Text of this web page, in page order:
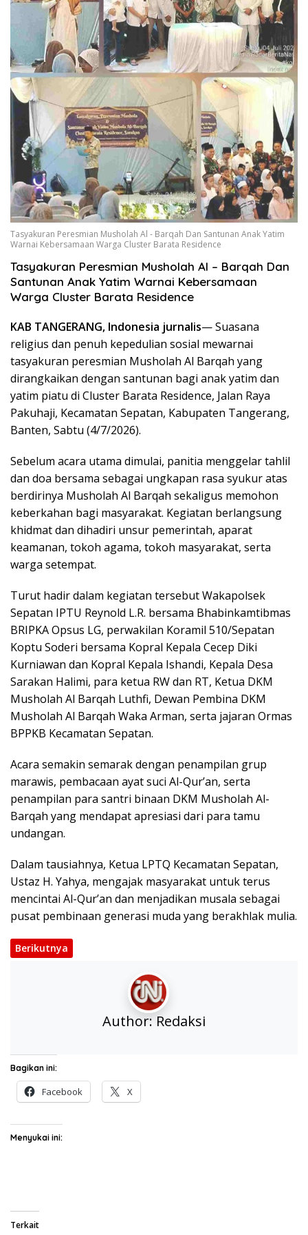
Tasyakuran Peresmian Musholah Al - Barqah Dan Santunan Anak Yatim
Warnai Kebersamaan Warga Cluster Barata Residence
Tasyakuran Peresmian Musholah Al – Barqah Dan
Santunan Anak Yatim Warnai Kebersamaan
Warga Cluster Barata Residence
KAB TANGERANG, Indonesia jurnalis— Suasana
religius dan penuh kepedulian sosial mewarnai
tasyakuran peresmian Musholah Al Barqah yang
dirangkaikan dengan santunan bagi anak yatim dan
yatim piatu di Cluster Barata Residence, Jalan Raya
Pakuhaji, Kecamatan Sepatan, Kabupaten Tangerang,
Banten, Sabtu (4/7/2026).
Sebelum acara utama dimulai, panitia menggelar tahlil
dan doa bersama sebagai ungkapan rasa syukur atas
berdirinya Musholah Al Barqah sekaligus memohon
keberkahan bagi masyarakat. Kegiatan berlangsung
khidmat dan dihadiri unsur pemerintah, aparat
keamanan, tokoh agama, tokoh masyarakat, serta
warga setempat.
Turut hadir dalam kegiatan tersebut Wakapolsek
Sepatan IPTU Reynold L.R. bersama Bhabinkamtibmas
BRIPKA Opsus LG, perwakilan Koramil 510/Sepatan
Koptu Soderi bersama Kopral Kepala Cecep Diki
Kurniawan dan Kopral Kepala Ishandi, Kepala Desa
Sarakan Halimi, para ketua RW dan RT, Ketua DKM
Musholah Al Barqah Luthfi, Dewan Pembina DKM
Musholah Al Barqah Waka Arman, serta jajaran Ormas
BPPKB Kecamatan Sepatan.
Acara semakin semarak dengan penampilan grup
marawis, pembacaan ayat suci Al-Qur’an, serta
penampilan para santri binaan DKM Musholah Al-
Barqah yang mendapat apresiasi dari para tamu
undangan.
Dalam tausiahnya, Ketua LPTQ Kecamatan Sepatan,
Ustaz H. Yahya, mengajak masyarakat untuk terus
mencintai Al-Qur’an dan menjadikan musala sebagai
pusat pembinaan generasi muda yang berakhlak mulia.
Berikutnya
Author:Redaksi
Bagikan ini:
Facebook X
Menyukai ini:
Terkait